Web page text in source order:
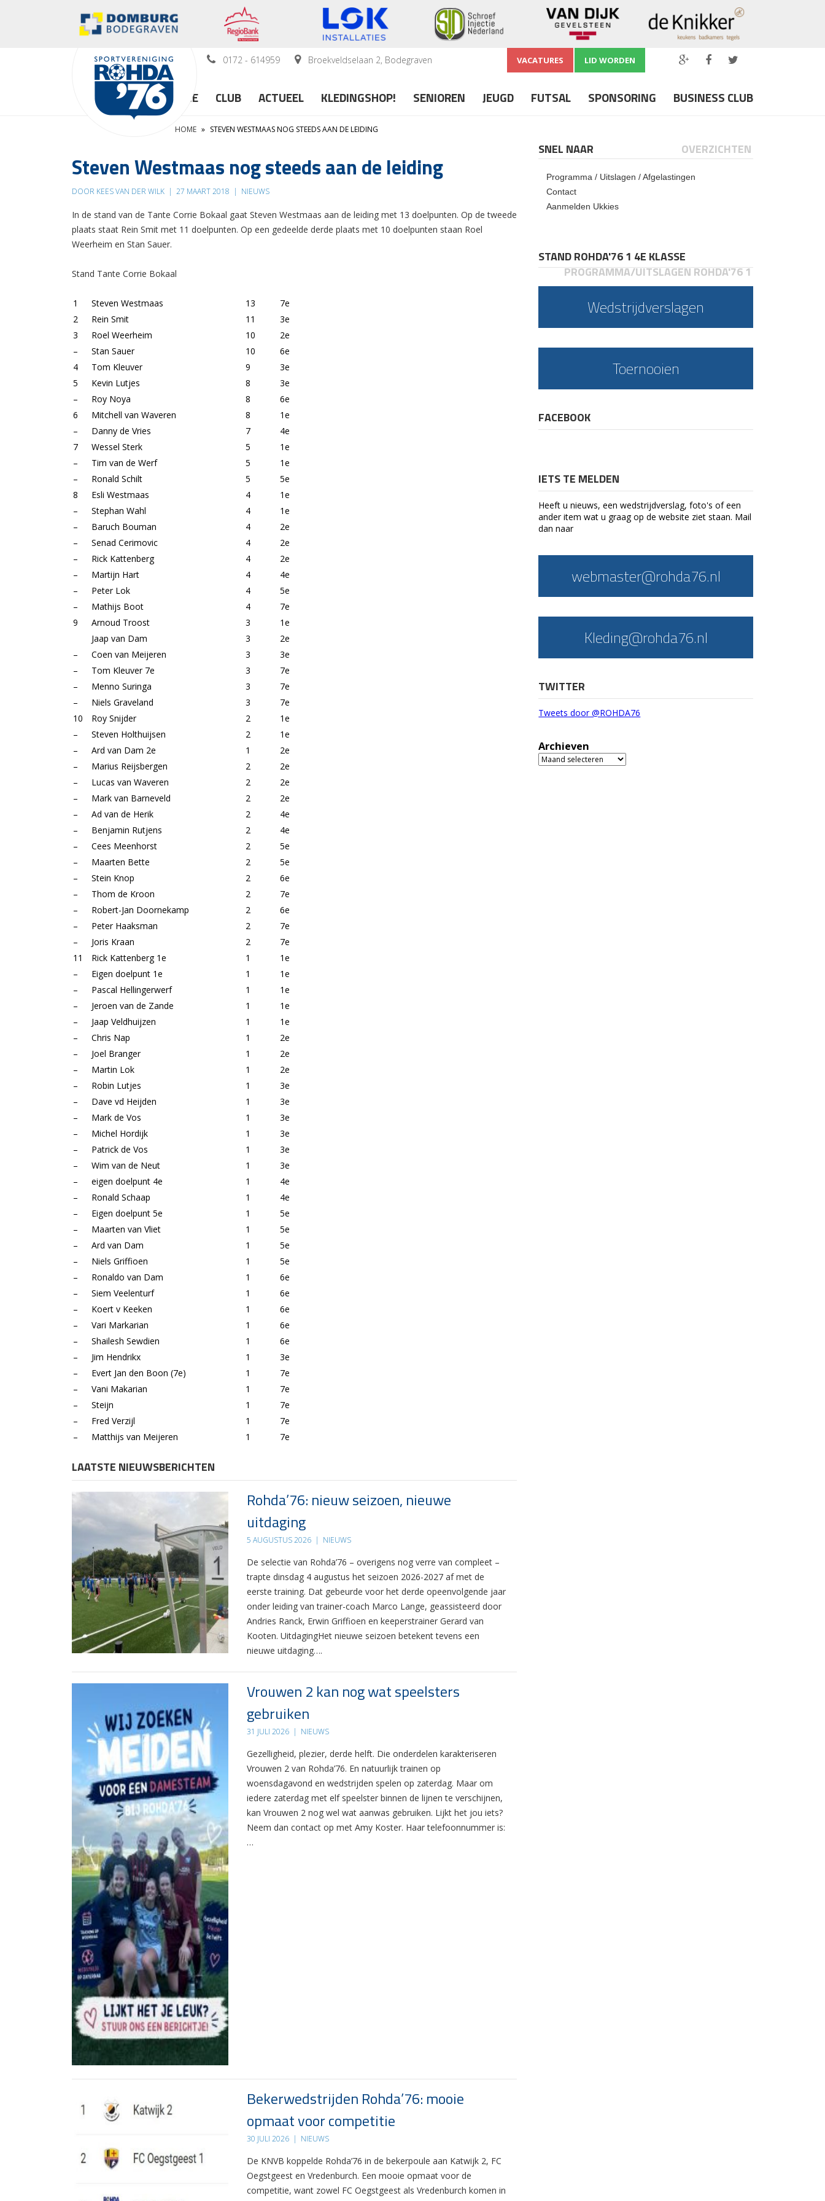
0172 - 614959 Broekveldselaan 2, Bodegraven VACATURES LID WORDEN
HOME CLUB ACTUEEL KLEDINGSHOP! SENIOREN JEUGD FUTSAL SPONSORING BUSINESS CLUB
HOME » STEVEN WESTMAAS NOG STEEDS AAN DE LEIDING
Steven Westmaas nog steeds aan de leiding
DOOR KEES VAN DER WILK | 27 MAART 2018 | NIEUWS
In de stand van de Tante Corrie Bokaal gaat Steven Westmaas aan de leiding met 13 doelpunten. Op de tweede
plaats staat Rein Smit met 11 doelpunten. Op een gedeelde derde plaats met 10 doelpunten staan Roel
Weerheim en Stan Sauer.
Stand Tante Corrie Bokaal
1 Steven Westmaas 13
7e
2
Rein Smit 11
3e
3
Roel Weerheim 10
2e
–
Stan Sauer 10
6e
4
Tom Kleuver 9
3e
5
Kevin Lutjes 8
3e
–
Roy Noya 8
6e
6
Mitchell van Waveren 8
1e
–
Danny de Vries 7
4e
7
Wessel Sterk 5
1e
–
Tim van de Werf 5
1e
–
Ronald Schilt 5
5e
8
Esli Westmaas 4
1e
–
Stephan Wahl 4
1e
–
Baruch Bouman 4
2e
–
Senad Cerimovic 4
2e
–
Rick Kattenberg 4
2e
–
Martijn Hart 4
4e
–
Peter Lok 4
5e
–
Mathijs Boot 4
7e
9
Arnoud Troost 3
1e
Jaap van Dam
3
2e
–
Coen van Meijeren 3
3e
–
Tom Kleuver 7e 3
7e
–
Menno Suringa 3
7e
–
Niels Graveland 3
7e
10
Roy Snijder 2
1e
–
Steven Holthuijsen 2
1e
–
Ard van Dam 2e 1
2e
–
Marius Reijsbergen 2
2e
–
Lucas van Waveren 2
2e
–
Mark van Barneveld 2
2e
–
Ad van de Herik 2
4e
–
Benjamin Rutjens 2
4e
–
Cees Meenhorst 2
5e
–
Maarten Bette 2
5e
–
Stein Knop 2
6e
–
Thom de Kroon 2
7e
–
Robert-Jan Doornekamp 2
6e
–
Peter Haaksman 2
7e
–
Joris Kraan 2
7e
11
Rick Kattenberg 1e 1
1e
–
Eigen doelpunt 1e 1
1e
–
Pascal Hellingerwerf 1
1e
–
Jeroen van de Zande 1
1e
–
Jaap Veldhuijzen 1
1e
–
Chris Nap 1
2e
–
Joel Branger 1
2e
–
Martin Lok 1
2e
–
Robin Lutjes 1
3e
–
Dave vd Heijden 1
3e
–
Mark de Vos 1
3e
–
Michel Hordijk 1
3e
–
Patrick de Vos 1
3e
–
Wim van de Neut 1
3e
–
eigen doelpunt 4e 1
4e
–
Ronald Schaap 1
4e
–
Eigen doelpunt 5e 1
5e
–
Maarten van Vliet 1
5e
–
Ard van Dam 1
5e
–
Niels Griffioen 1
5e
–
Ronaldo van Dam 1
6e
–
Siem Veelenturf 1
6e
–
Koert v Keeken 1
6e
–
Vari Markarian 1
6e
–
Shailesh Sewdien 1
6e
–
Jim Hendrikx 1
3e
–
Evert Jan den Boon (7e) 1
7e
–
Vani Makarian 1
7e
–
Steijn 1
7e
–
Fred Verzijl 1
7e
–
Matthijs van Meijeren 1 7e
LAATSTE NIEUWSBERICHTEN
Rohda’76: nieuw seizoen, nieuwe
uitdaging
5 AUGUSTUS 2026 | NIEUWS
De selectie van Rohda’76 – overigens nog verre van compleet –
trapte dinsdag 4 augustus het seizoen 2026-2027 af met de
eerste training. Dat gebeurde voor het derde opeenvolgende jaar
onder leiding van trainer-coach Marco Lange, geassisteerd door
Andries Ranck, Erwin Griffioen en keeperstrainer Gerard van
Kooten. UitdagingHet nieuwe seizoen betekent tevens een
nieuwe uitdaging….
Vrouwen 2 kan nog wat speelsters
gebruiken
31 JULI 2026 | NIEUWS
Gezelligheid, plezier, derde helft. Die onderdelen karakteriseren
Vrouwen 2 van Rohda’76. En natuurlijk trainen op
woensdagavond en wedstrijden spelen op zaterdag. Maar om
iedere zaterdag met elf speelster binnen de lijnen te verschijnen,
kan Vrouwen 2 nog wel wat aanwas gebruiken. Lijkt het jou iets?
Neem dan contact op met Amy Koster. Haar telefoonnummer is:
…
Bekerwedstrijden Rohda’76: mooie
opmaat voor competitie
30 JULI 2026 | NIEUWS
De KNVB koppelde Rohda’76 in de bekerpoule aan Katwijk 2, FC
Oegstgeest en Vredenburch. Een mooie opmaat voor de
competitie, want zowel FC Oegstgeest als Vredenburch komen in
SNEL NAAR OVERZICHTEN
Programma / Uitslagen / Afgelastingen
Contact
Aanmelden Ukkies
STAND ROHDA'76 1 4E KLASSE
PROGRAMMA/UITSLAGEN ROHDA'76 1
Wedstrijdverslagen
Toernooien
FACEBOOK
IETS TE MELDEN
Heeft u nieuws, een wedstrijdverslag, foto's of een
ander item wat u graag op de website ziet staan. Mail
dan naar
webmaster@rohda76.nl
Kleding@rohda76.nl
TWITTER
Tweets door @ROHDA76
Archieven
Archieven